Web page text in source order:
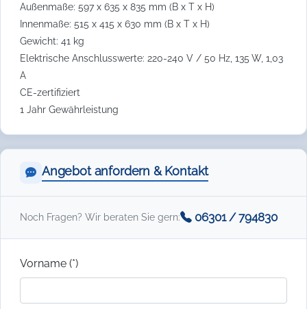
Außenmaße: 597 x 635 x 835 mm (B x T x H)
Innenmaße: 515 x 415 x 630 mm (B x T x H)
Gewicht: 41 kg
Elektrische Anschlusswerte: 220-240 V / 50 Hz, 135 W, 1,03
A
CE-zertifiziert
1 Jahr Gewährleistung
Angebot anfordern & Kontakt
Noch Fragen? Wir beraten Sie gern: 06301 / 794830
Vorname (*)